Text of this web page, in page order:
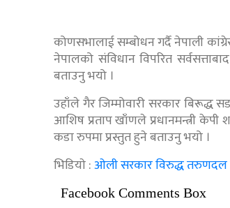
कोणसभालाई सम्बोधन गर्दै नेपाली
नेपालको संविधान विपरित
बताउनु भयो ।
उहाँले गैर जिम्मोवारी सरकार बिरूद्ध
आशिष प्रताप खाँणले प्रधानमन्त्री
कडा रुपमा प्रस्तुत हुने बताउनु भयो ।
भिडियाे :ओली सरकार विरुद्ध तरुणदल
Facebook Comments Box